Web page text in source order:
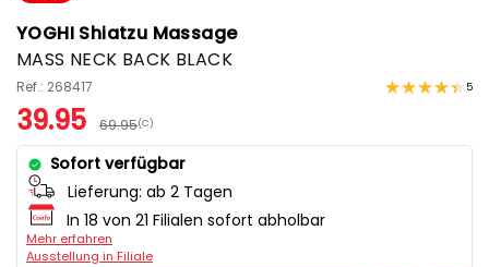
YOGHI Shiatzu Massage
MASS NECK BACK BLACK
Ref.: 268417 5
39.95 69.95(C)
Sofort verfügbar
Lieferung: ab 2 Tagen
In 18 von 21 Filialen sofort abholbar
Mehr erfahren
Ausstellung in Filiale